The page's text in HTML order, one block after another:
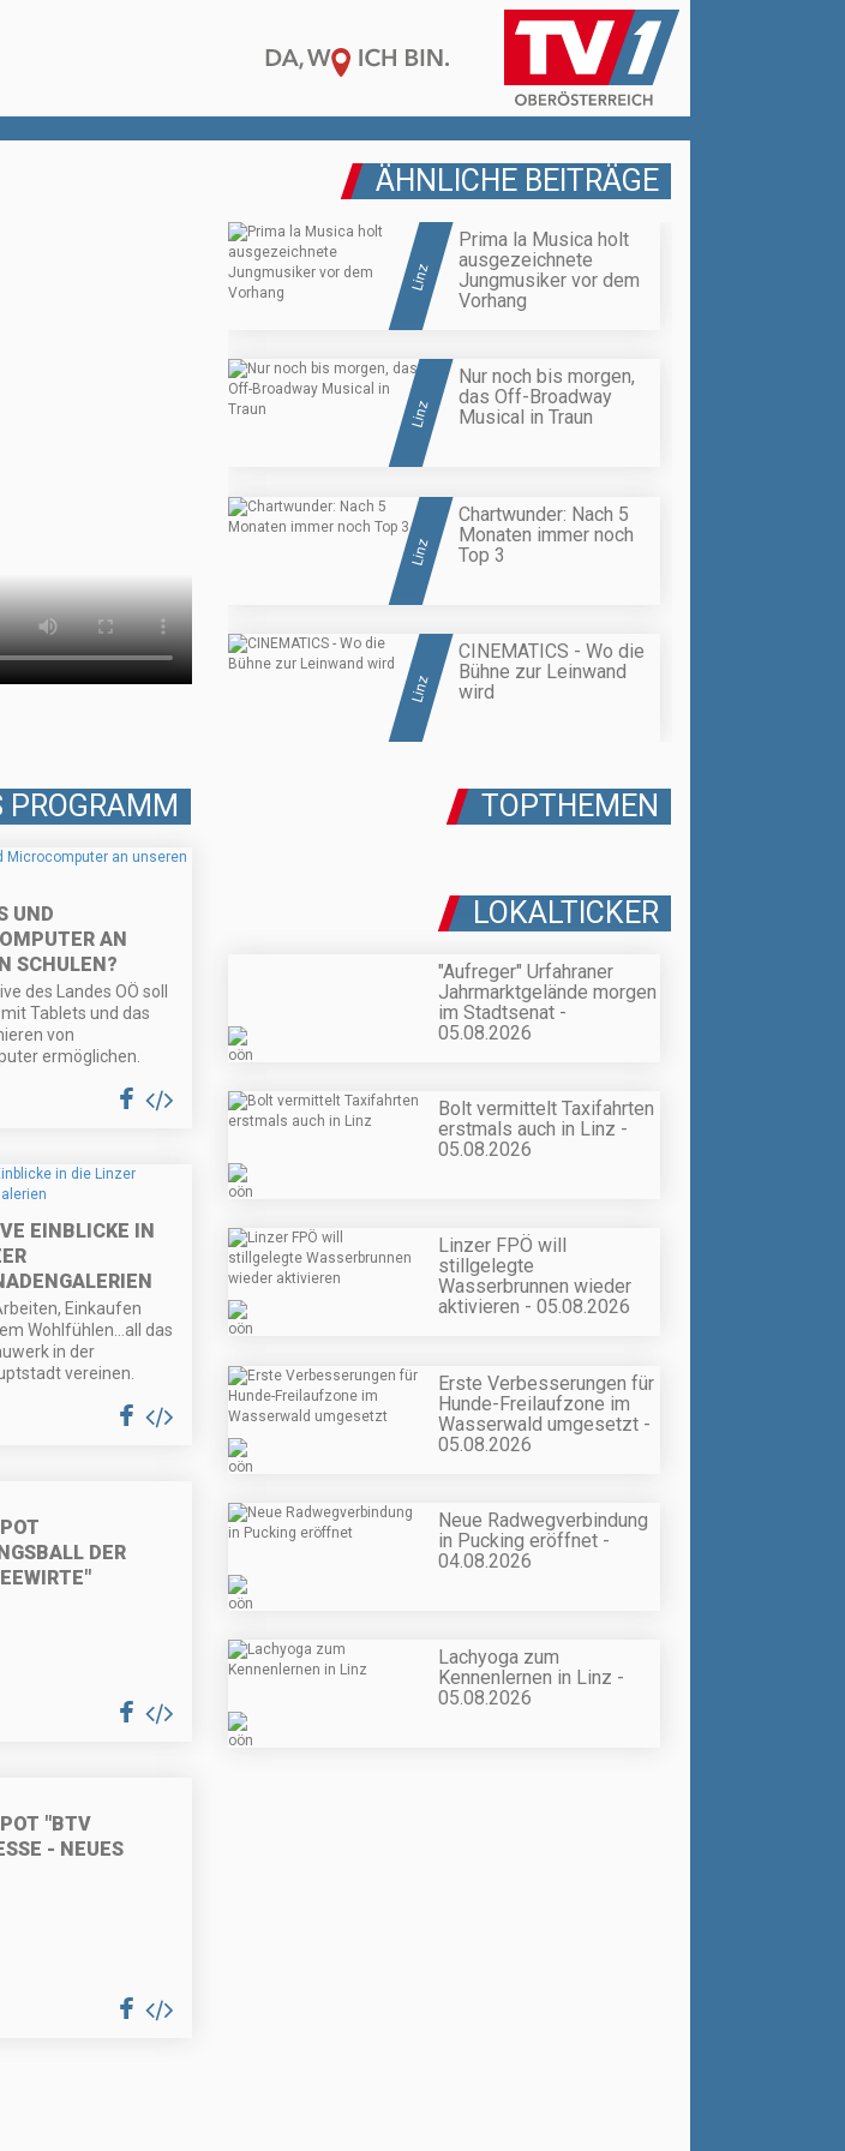
ÄHNLICHE BEITRÄGE
Linz
Prima la Musica holt
ausgezeichnete
Jungmusiker vor dem
Vorhang
Linz
Nur noch bis morgen,
das Off-Broadway
Musical in Traun
Linz
Chartwunder: Nach 5
Monaten immer noch
Top 3
Linz
CINEMATICS - Wo die
Bühne zur Leinwand
wird
UND
AN
SCHULEN?
des Landes OÖ soll
Tablets und das
von
ermöglichen.
EINBLICKE IN
Einkaufen
Wohlfühlen…all das
in der
vereinen.
DER
"BTV
- NEUES
TOPTHEMEN
LOKALTICKER
"Aufreger" Urfahraner
Jahrmarktgelände morgen
im Stadtsenat -
05.08.2026
Bolt vermittelt Taxifahrten
erstmals auch in Linz -
05.08.2026
Linzer FPÖ will
stillgelegte
Wasserbrunnen wieder
aktivieren - 05.08.2026
Erste Verbesserungen für
Hunde-Freilaufzone im
Wasserwald umgesetzt -
05.08.2026
Neue Radwegverbindung
in Pucking eröffnet -
04.08.2026
Lachyoga zum
Kennenlernen in Linz -
05.08.2026